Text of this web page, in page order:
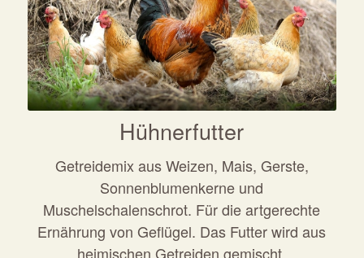
Hühnerfutter
Getreidemix aus Weizen, Mais, Gerste,
Sonnenblumenkerne und
Muschelschalenschrot. Für die artgerechte
Ernährung von Geflügel. Das Futter wird aus
heimischen Getreiden gemischt.